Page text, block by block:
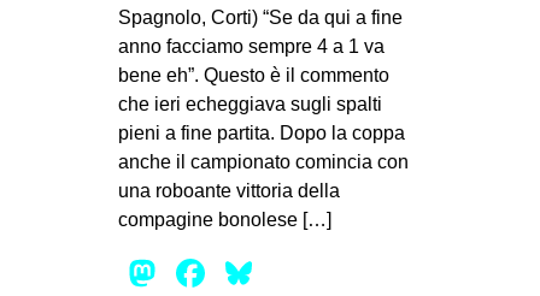
Spagnolo, Corti) “Se da qui a fine
anno facciamo sempre 4 a 1 va
bene eh”. Questo è il commento
che ieri echeggiava sugli spalti
pieni a fine partita. Dopo la coppa
anche il campionato comincia con
una roboante vittoria della
compagine bonolese […]
Mastodon
Facebook